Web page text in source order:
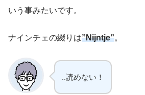
いう事みたいです。
ナインチェの綴りは”Nijntje”。
..読めない！